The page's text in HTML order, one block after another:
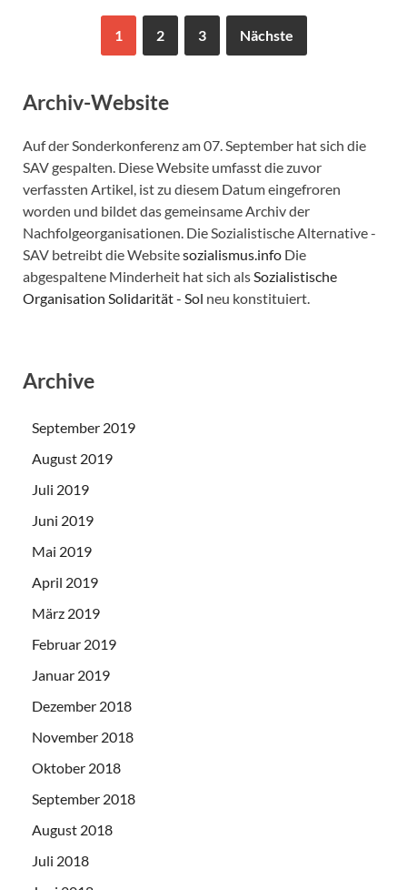
1 2 3 Nächste
Archiv-Website
Auf der Sonderkonferenz am 07. September hat sich die
SAV gespalten. Diese Website umfasst die zuvor
verfassten Artikel, ist zu diesem Datum eingefroren
worden und bildet das gemeinsame Archiv der
Nachfolgeorganisationen. Die Sozialistische Alternative -
SAV betreibt die Websitesozialismus.info Die
abgespaltene Minderheit hat sich als Sozialistische
Organisation Solidarität - Sol neu konstituiert.
Archive
September 2019
August 2019
Juli 2019
Juni 2019
Mai 2019
April 2019
März 2019
Februar 2019
Januar 2019
Dezember 2018
November 2018
Oktober 2018
September 2018
August 2018
Juli 2018